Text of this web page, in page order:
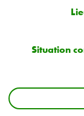
Situation